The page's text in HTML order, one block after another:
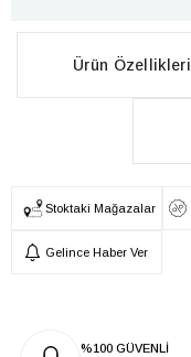
Ürün Özellikleri
Stoktaki Mağazalar
Gelince Haber Ver
%100 GÜVENLİ